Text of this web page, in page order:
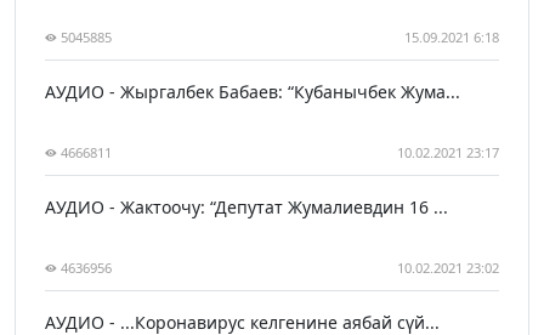
5045885 15.09.2021 6:18
АУДИО - Жыргалбек Бабаев: “Кубанычбек Жума...
4666811 10.02.2021 23:17
АУДИО - Жактоочу: “Депутат Жумалиевдин 16 ...
4636956 10.02.2021 23:02
АУДИО - ...Коронавирус келгенине аябай сүй...